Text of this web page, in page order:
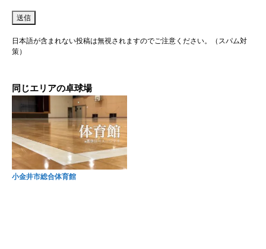
日本語が含まれない投稿は無視されますのでご注意ください。（スパム対
策）
同じエリアの卓球場
小金井市総合体育館